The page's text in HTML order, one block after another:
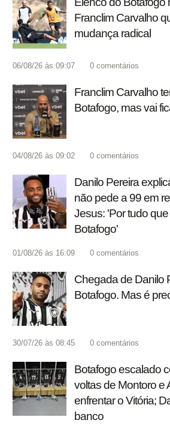
Franclim Carvalho
mudança radical
06/08/26 às 09:07 0 comentários
Franclim Carvalho
Botafogo, mas vai
04/08/26 às 09:02 0 comentários
Danilo Pereira
não pede a 99 em
Jesus: 'Por tudo
Botafogo'
01/08/26 às 16:09 0 comentários
Chegada de Danilo
Botafogo. Mas é
30/07/26 às 08:45 0 comentários
Botafogo escalado
voltas de Montoro e
enfrentar o Vitória;
banco